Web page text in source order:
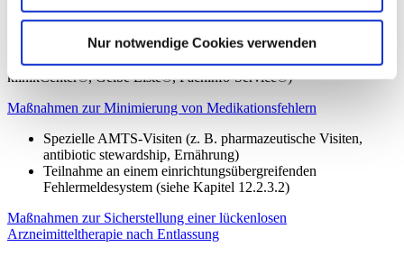
Nur notwendige Cookies verwenden
Dosisfrequenz (z. B. im KIS, in einer Verordnungssoftware)
Bereitstellung eines oder mehrerer elektronischer
Arzneimittelinformationssysteme (z. B. Lauer-Taxe®, ifap
klinikCenter®, Gelbe Liste®, Fachinfo-Service®)
Maßnahmen zur Minimierung von Medikationsfehlern
Spezielle AMTS-Visiten (z. B. pharmazeutische Visiten,
antibiotic stewardship, Ernährung)
Teilnahme an einem einrichtungsübergreifenden
Fehlermeldesystem (siehe Kapitel 12.2.3.2)
Maßnahmen zur Sicherstellung einer lückenlosen
Arzneimitteltherapie nach Entlassung